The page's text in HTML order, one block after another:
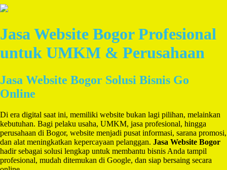
Jasa Website Bogor Profesional
untuk UMKM & Perusahaan
Jasa Website Bogor Solusi Bisnis Go
Online
Di era digital saat ini, memiliki website bukan lagi pilihan, melainkan
kebutuhan. Bagi pelaku usaha, UMKM, jasa profesional, hingga
perusahaan di Bogor, website menjadi pusat informasi, sarana promosi,
dan alat meningkatkan kepercayaan pelanggan. Jasa Website Bogor
hadir sebagai solusi lengkap untuk membantu bisnis Anda tampil
profesional, mudah ditemukan di Google, dan siap bersaing secara